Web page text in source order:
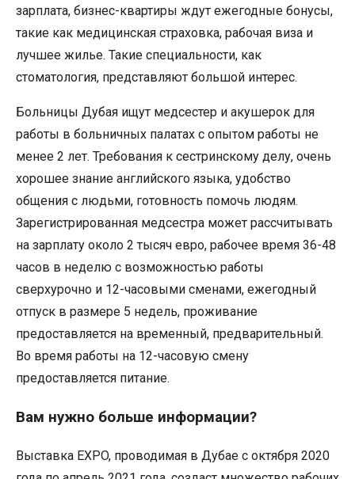
зарплата, бизнес-квартиры ждут ежегодные бонусы,
такие как медицинская страховка, рабочая виза и
лучшее жилье. Такие специальности, как
стоматология, представляют большой интерес.
Больницы Дубая ищут медсестер и акушерок для
работы в больничных палатах с опытом работы не
менее 2 лет. Требования к сестринскому делу, очень
хорошее знание английского языка, удобство
общения с людьми, готовность помочь людям.
Зарегистрированная медсестра может рассчитывать
на зарплату около 2 тысяч евро, рабочее время 36-48
часов в неделю с возможностью работы
сверхурочно и 12-часовыми сменами, ежегодный
отпуск в размере 5 недель, проживание
предоставляется на временный, предварительный.
Во время работы на 12-часовую смену
предоставляется питание.
Вам нужно больше информации?
Выставка EXPO, проводимая в Дубае с октября 2020